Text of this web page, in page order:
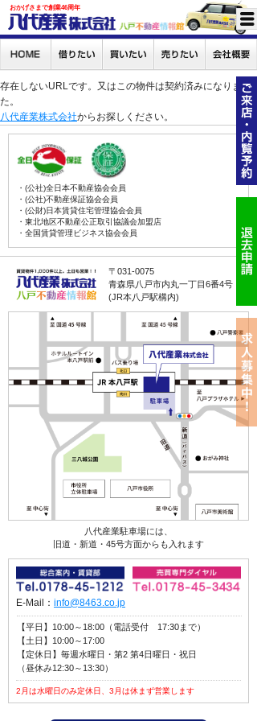
おかげさまで創業46周年
存在しないURLです。又はこの物件は契約済みになりまし
た。
八代産業株式会社からお探しください。
・(公社)全日本不動産協会会員
・(公社)不動産保証協会会員
・(公財)日本賃貸住宅管理協会会員
・東北地区不動産公正取引協議会加盟店
・全国賃貸管理ビジネス協会会員
〒031-0075
青森県八戸市内丸一丁目6番4号
(JR本八戸駅構内)
八代産業駐車場には、
旧道・新道・45号方面からも入れます
E-Mail： info@8463.co.jp
【平日】10:00～18:00（電話受付 17:30まで）
【土日】10:00～17:00
【定休日】毎週水曜日・第2 第4日曜日・祝日
（昼休み12:30～13:30）
2月は水曜日のみ定休日、3月は休まず営業します